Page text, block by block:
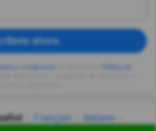
ahora
Français
Italiano